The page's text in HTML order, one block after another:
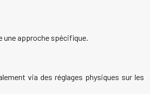
une approche spécifique.
via des réglages physiques sur les